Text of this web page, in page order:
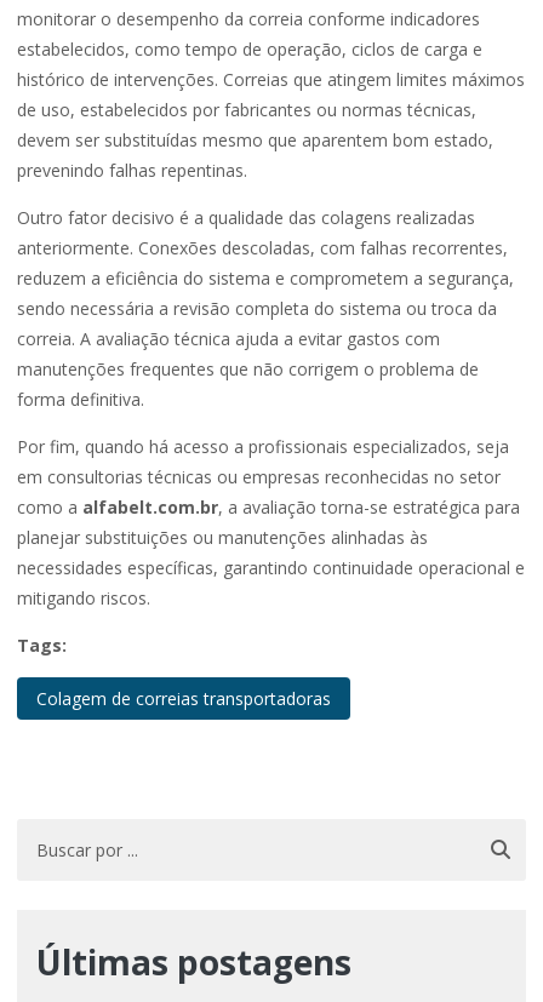
monitorar o desempenho da correia conforme indicadores
estabelecidos, como tempo de operação, ciclos de carga e
histórico de intervenções. Correias que atingem limites máximos
de uso, estabelecidos por fabricantes ou normas técnicas,
devem ser substituídas mesmo que aparentem bom estado,
prevenindo falhas repentinas.
Outro fator decisivo é a qualidade das colagens realizadas
anteriormente. Conexões descoladas, com falhas recorrentes,
reduzem a eficiência do sistema e comprometem a segurança,
sendo necessária a revisão completa do sistema ou troca da
correia. A avaliação técnica ajuda a evitar gastos com
manutenções frequentes que não corrigem o problema de
forma definitiva.
Por fim, quando há acesso a profissionais especializados, seja
em consultorias técnicas ou empresas reconhecidas no setor
como a alfabelt.com.br, a avaliação torna-se estratégica para
planejar substituições ou manutenções alinhadas às
necessidades específicas, garantindo continuidade operacional e
mitigando riscos.
Tags:
Colagem de correias transportadoras
Últimas postagens